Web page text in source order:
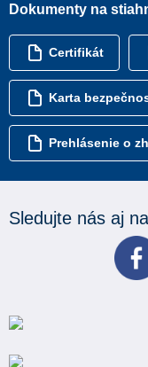
Dokumenty na
Certifikát
Karta
Prehlásenie o
Sledujte nás aj